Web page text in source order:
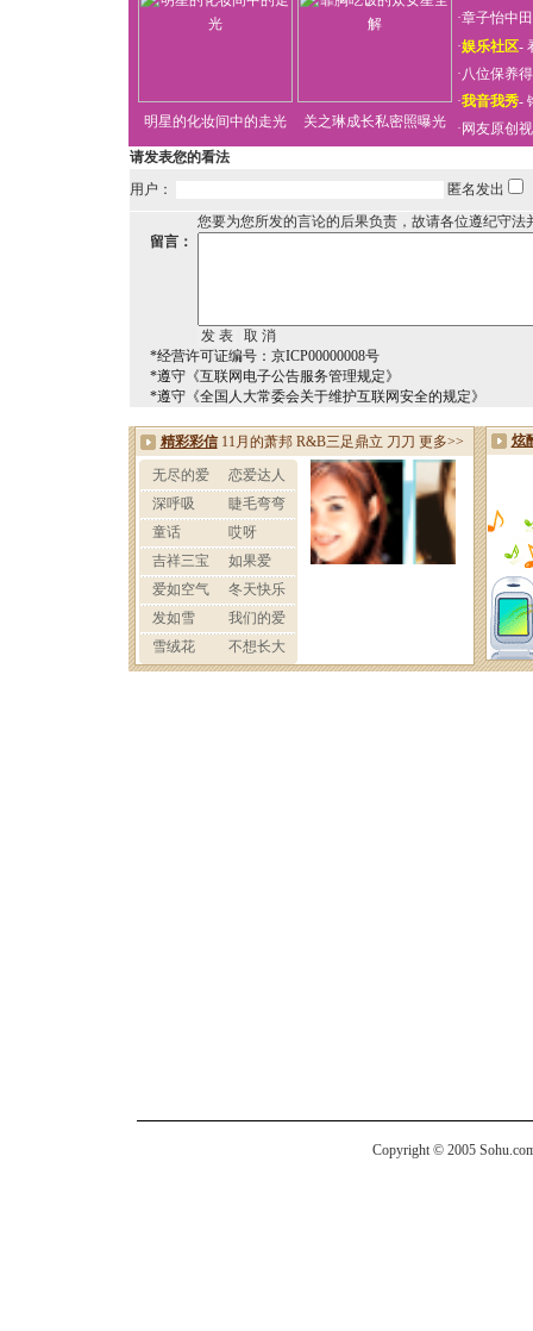
明星的化妆间中的走光 关之琳成长私密照曝光
·章子怡中
·娱乐社区-
·八位保养
·我音我秀-
· 网友原创
请发表您的看法
用户：
匿名发出
您要为您所发的言论的后果负责，故请各位遵纪守法
留言：
*经营许可证编号：京ICP00000008号
*遵守《互联网电子公告服务管理规定》
*遵守《全国人大常委会关于维护互联网安全的规定》
Copyright © 2005